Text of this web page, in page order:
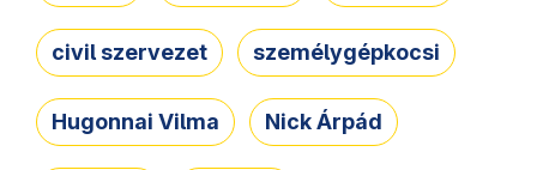
civil szervezet személygépkocsi
Hugonnai Vilma Nick Árpád